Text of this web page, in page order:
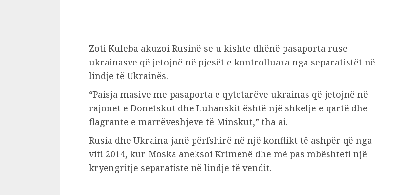
Zoti Kuleba akuzoi Rusinë se u kishte dhënë pasaporta ruse
ukrainasve që jetojnë në pjesët e kontrolluara nga separatistët në
lindje të Ukrainës.
“Paisja masive me pasaporta e qytetarëve ukrainas që jetojnë në
rajonet e Donetskut dhe Luhanskit është një shkelje e qartë dhe
flagrante e marrëveshjeve të Minskut,” tha ai.
Rusia dhe Ukraina janë përfshirë në një konflikt të ashpër që nga
viti 2014, kur Moska aneksoi Krimenë dhe më pas mbështeti një
kryengritje separatiste në lindje të vendit.